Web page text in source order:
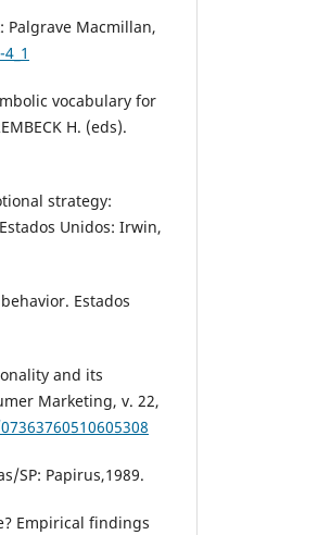
Palgrave Macmillan,
vocabulary for
H. (eds).
strategy:
Unidos: Irwin,
behavior. Estados
and its
Marketing, v. 22,
SP: Papirus,1989.
Empirical findings